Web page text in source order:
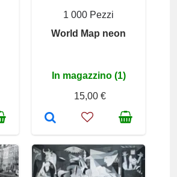
1 000 Pezzi
World Map neon
In magazzino (1)
15,00 €